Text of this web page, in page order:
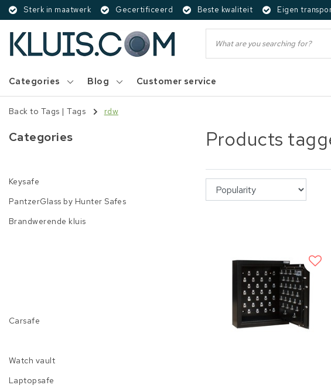
Sterk in maatwerk Gecertificeerd Beste kwaliteit Eigen
Categories Blog Customer service
Back to Tags |Tags rdw
Categories
Keysafe
PantzerGlass by Hunter Safes
Brandwerende kluis
Carsafe
Watch vault
Laptopsafe
Products